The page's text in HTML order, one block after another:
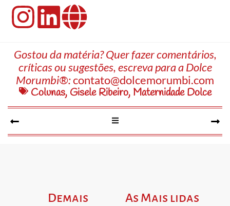
Gostou da matéria? Quer fazer comentários,
críticas ou sugestões, escreva para a Dolce
Morumbi®:contato@dolcemorumbi.com
Colunas, Gisele Ribeiro, Maternidade Dolce
Demais
As Mais lidas